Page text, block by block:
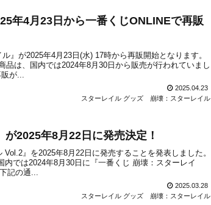
年4月23日から一番くじONLINEで再販
』が2025年4月23日(水) 17時から再販開始となります。
品は、国内では2024年8月30日から販売が行われていまし
が...
2025.04.23
スターレイル グッズ
崩壊：スターレイル
2025年8月22日に発売決定！
』を2025年8月22日に発売することを発表しました。
では2024年8月30日に『一番くじ 崩壊：スターレイ
記の通...
2025.03.28
スターレイル グッズ
崩壊：スターレイル